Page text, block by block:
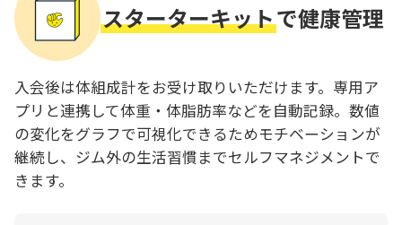
スターターキットで健康管理
入会後は体組成計をお受け取りいただけます。専用ア
プリと連携して体重・体脂肪率などを自動記録。数値
の変化をグラフで可視化できるためモチベーションが
継続し、ジム外の生活習慣までセルフマネジメントで
きます。